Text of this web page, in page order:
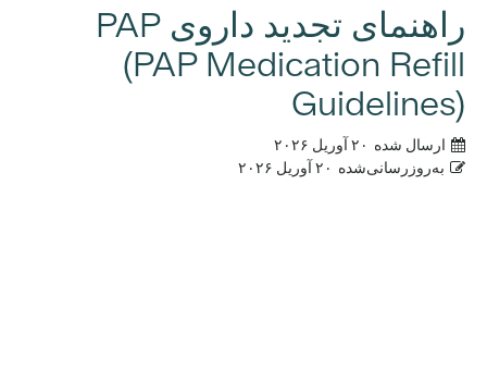
راهنمای تجدید داروی PAP
(PAP Medication Refill
Guidelines)
ارسال شده ۲۰ آوریل ۲۰۲۶
به‌روزرسانی‌شده ۲۰ آوریل ۲۰۲۶